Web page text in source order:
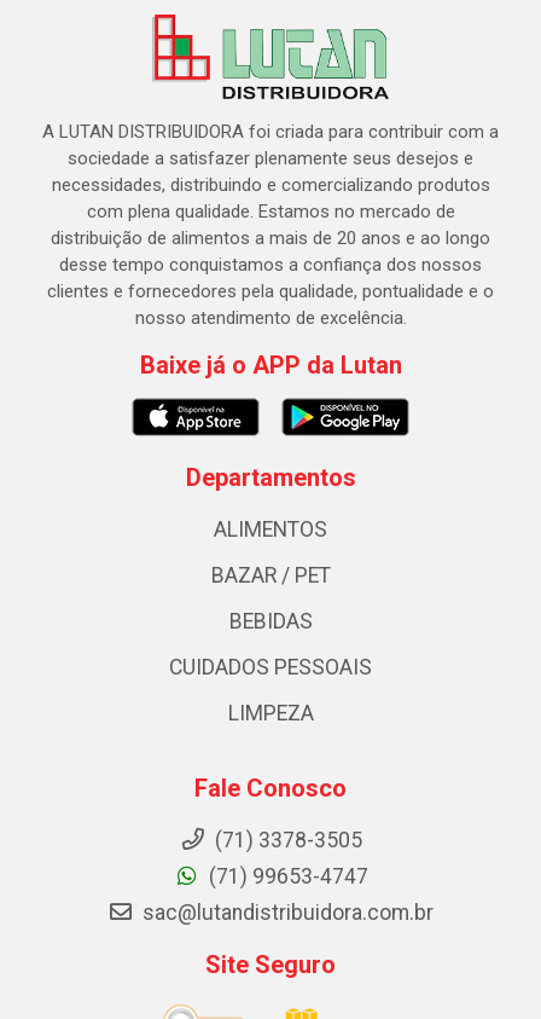
A LUTAN DISTRIBUIDORA foi criada para contribuir com a
sociedade a satisfazer plenamente seus desejos e
necessidades, distribuindo e comercializando produtos
com plena qualidade. Estamos no mercado de
distribuição de alimentos a mais de 20 anos e ao longo
desse tempo conquistamos a confiança dos nossos
clientes e fornecedores pela qualidade, pontualidade e o
nosso atendimento de excelência.
Baixe já o APP da Lutan
Departamentos
ALIMENTOS
BAZAR / PET
BEBIDAS
CUIDADOS PESSOAIS
LIMPEZA
Fale Conosco
(71) 3378-3505
(71) 99653-4747
sac@lutandistribuidora.com.br
Site Seguro